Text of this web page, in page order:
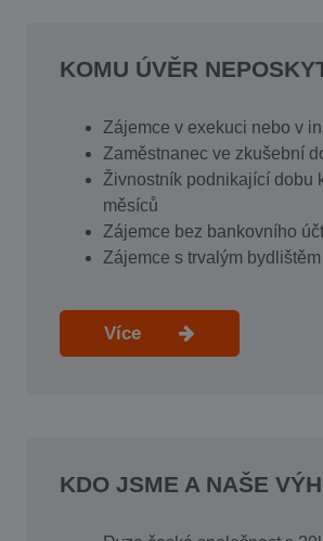
KOMU ÚVĚR
Zájemce v exekuci nebo v
Zaměstnanec ve zkušební
Živnostník podnikající dobu
měsíců
Zájemce bez bankovního
Zájemce s trvalým
Více
KDO JSME A NAŠE